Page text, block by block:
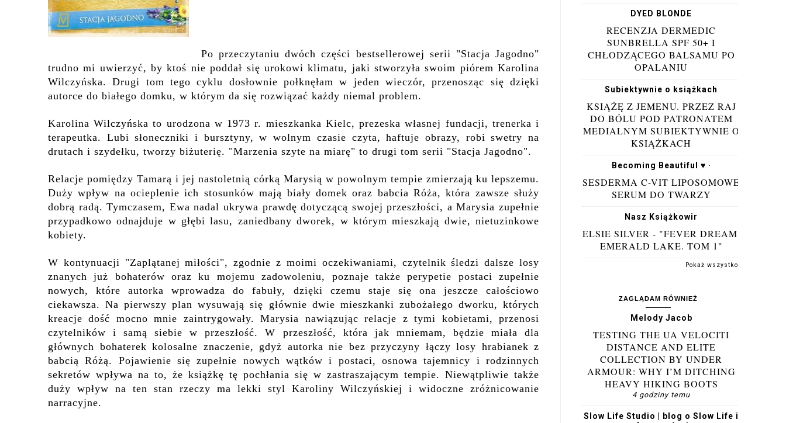
Po przeczytaniu dwóch części bestsellerowej serii "Stacja Jagodno"
trudno mi uwierzyć, by ktoś nie poddał się urokowi klimatu, jaki stworzyła swoim piórem Karolina
Wilczyńska. Drugi tom tego cyklu dosłownie połknęłam w jeden wieczór, przenosząc się dzięki
autorce do białego domku, w którym da się rozwiązać każdy niemal problem.
Karolina Wilczyńska to urodzona w 1973 r. mieszkanka Kielc, prezeska własnej fundacji, trenerka i
terapeutka. Lubi słoneczniki i bursztyny, w wolnym czasie czyta, haftuje obrazy, robi swetry na
drutach i szydełku, tworzy biżuterię. "Marzenia szyte na miarę" to drugi tom serii "Stacja Jagodno".
Relacje pomiędzy Tamarą i jej nastoletnią córką Marysią w powolnym tempie zmierzają ku lepszemu.
Duży wpływ na ocieplenie ich stosunków mają biały domek oraz babcia Róża, która zawsze służy
dobrą radą. Tymczasem, Ewa nadal ukrywa prawdę dotyczącą swojej przeszłości, a Marysia zupełnie
przypadkowo odnajduje w głębi lasu, zaniedbany dworek, w którym mieszkają dwie, nietuzinkowe
kobiety.
W kontynuacji "Zaplątanej miłości", zgodnie z moimi oczekiwaniami, czytelnik śledzi dalsze losy
znanych już bohaterów oraz ku mojemu zadowoleniu, poznaje także perypetie postaci zupełnie
nowych, które autorka wprowadza do fabuły, dzięki czemu staje się ona jeszcze całościowo
ciekawsza. Na pierwszy plan wysuwają się głównie dwie mieszkanki zubożałego dworku, których
kreacje dość mocno mnie zaintrygowały. Marysia nawiązując relacje z tymi kobietami, przenosi
czytelników i samą siebie w przeszłość. W przeszłość, która jak mniemam, będzie miała dla
głównych bohaterek kolosalne znaczenie, gdyż autorka nie bez przyczyny łączy losy hrabianek z
babcią Różą. Pojawienie się zupełnie nowych wątków i postaci, osnowa tajemnicy i rodzinnych
sekretów wpływa na to, że książkę tę pochłania się w zastraszającym tempie. Niewątpliwie także
duży wpływ na ten stan rzeczy ma lekki styl Karoliny Wilczyńskiej i widoczne zróżnicowanie
narracyjne.
DYED BLONDE
RECENZJA DERMEDIC
SUNBRELLA SPF 50+ I
CHŁODZĄCEGO BALSAMU PO
OPALANIU
Subiektywnie o książkach
KSIĄŻĘ Z JEMENU. PRZEZ RAJ
DO BÓLU POD PATRONATEM
MEDIALNYM SUBIEKTYWNIE O
KSIĄŻKACH
Becoming Beautiful ♥ ·
SESDERMA C-VIT LIPOSOMOWE
SERUM DO TWARZY
Nasz Książkowir
ELSIE SILVER - "FEVER DREAM.
EMERALD LAKE. TOM 1"
Pokaż wszystko
ZAGLĄDAM RÓWNIEŻ
Melody Jacob
TESTING THE UA VELOCITI
DISTANCE AND ELITE
COLLECTION BY UNDER
ARMOUR: WHY I’M DITCHING
HEAVY HIKING BOOTS
4 godziny temu
Slow Life Studio | blog o Slow Life i